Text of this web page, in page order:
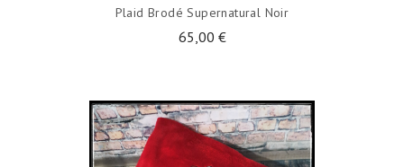
Plaid Brodé Supernatural Noir
65,00 €